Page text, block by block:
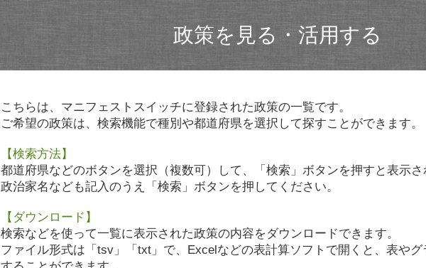
政策を見る・活用する
こちらは、マニフェストスイッチに登録された政策の一覧です。
ご希望の政策は、検索機能で種別や都道府県を選択して探すことができます。
【検索方法】
都道府県などのボタンを選択（複数可）して、「検索」ボタンを押すと表示さ
政治家名なども記入のうえ「検索」ボタンを押してください。
【ダウンロード】
検索などを使って一覧に表示された政策の内容をダウンロードできます。
ファイル形式は「tsv」「txt」で、Excelなどの表計算ソフトで開くと、表や